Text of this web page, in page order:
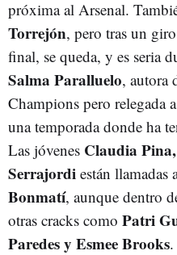
próxima al Arsenal.
Torrejón, pero tras un
final, se queda, y es seria
Salma Paralluelo, autora
Champions pero relegada
una temporada donde ha
Las jóvenes Claudia
Serrajordi están llamadas
Bonmatí, aunque dentro
otras cracks como Patri
Paredes y Esmee Brooks.